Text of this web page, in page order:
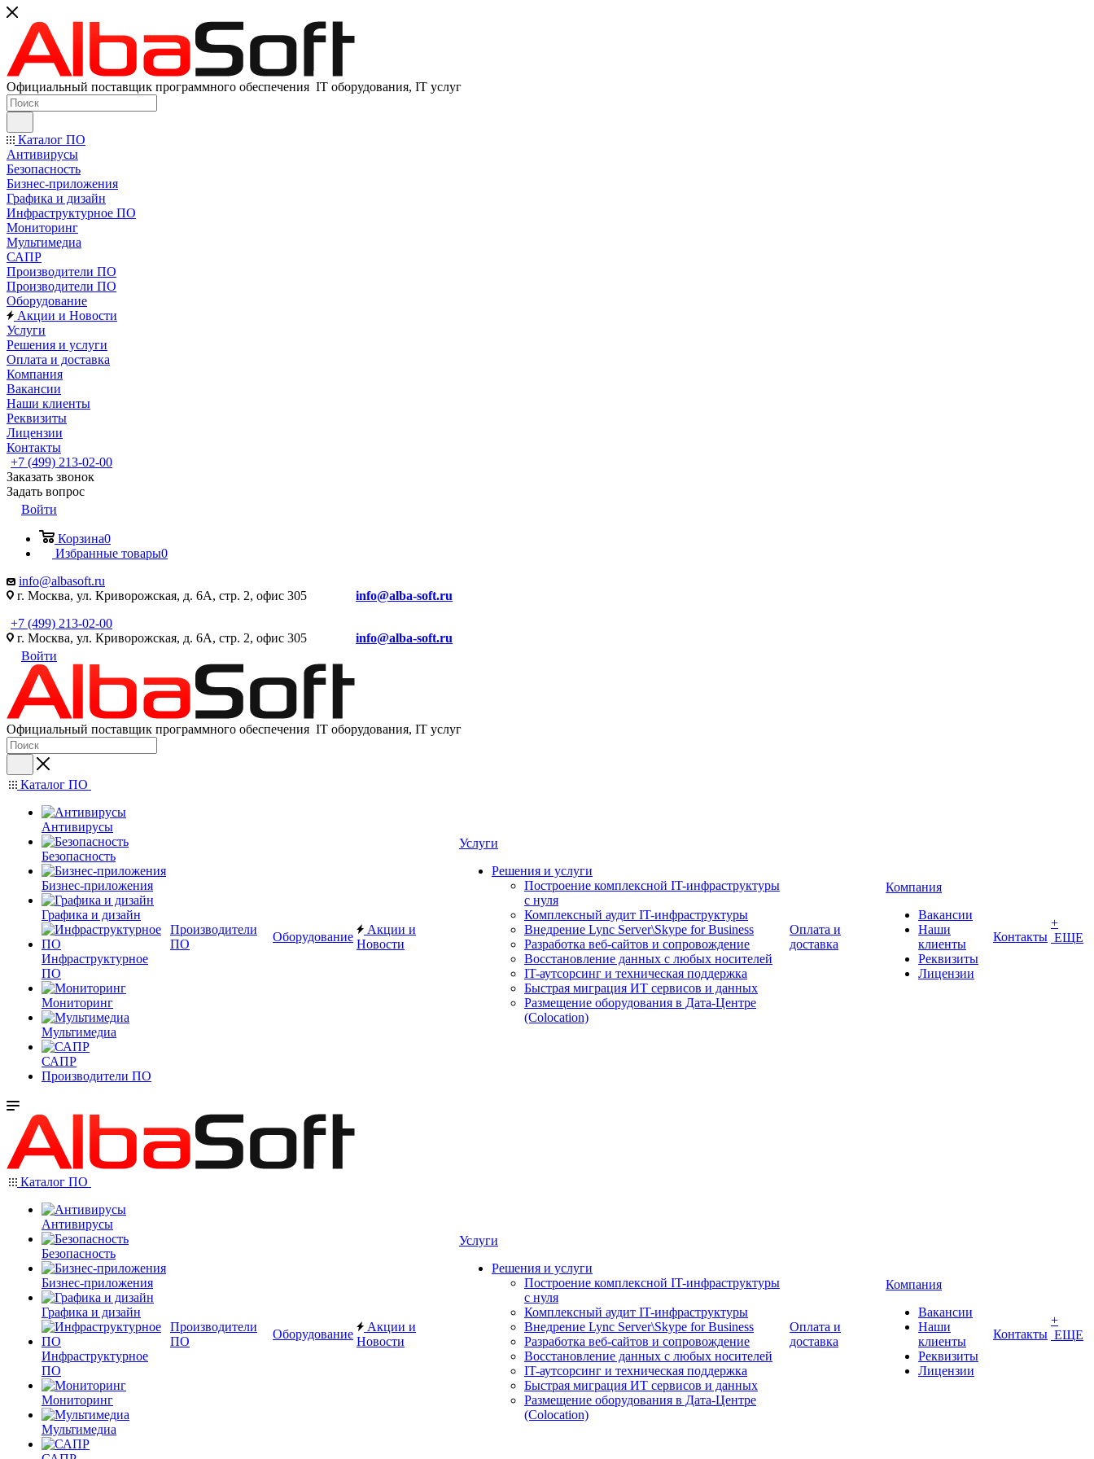
Официальный поставщик программного обеспечения IT оборудования, IT услуг
Каталог ПО
Антивирусы
Безопасность
Бизнес-приложения
Графика и дизайн
Инфраструктурное ПО
Мониторинг
Мультимедиа
САПР
Производители ПО
Производители ПО
Оборудование
Акции и Новости
Услуги
Решения и услуги
Оплата и доставка
Компания
Вакансии
Наши клиенты
Реквизиты
Лицензии
Контакты
+7 (499) 213-02-00
Заказать звонок
Задать вопрос
Войти
Корзина0
Избранные товары0
info@albasoft.ru
г. Москва, ул. Криворожская, д. 6А, стр. 2, офис 305 info@alba-soft.ru
+7 (499) 213-02-00
г. Москва, ул. Криворожская, д. 6А, стр. 2, офис 305 info@alba-soft.ru
Войти
Официальный поставщик программного обеспечения IT оборудования, IT услуг
Каталог ПО
Антивирусы
Безопасность
Бизнес-приложения
Графика и дизайн
Инфраструктурное
ПО
Мониторинг
Мультимедиа
САПР
Производители ПО
Производители
ПО
Оборудование
Акции и
Новости
Услуги
Решения и услуги
Построение комплексной IT-инфраструктуры
с нуля
Комплексный аудит IT-инфраструктуры
Внедрение Lync Server\Skype for Business
Разработка веб-сайтов и сопровождение
Восстановление данных с любых носителей
IT-аутсорсинг и техническая поддержка
Быстрая миграция ИТ сервисов и данных
Размещение оборудования в Дата-Центре
(Colocation)
Оплата и
доставка
Компания
Вакансии
Наши
клиенты
Реквизиты
Лицензии
Контакты
+
ЕЩЕ
Каталог ПО
Антивирусы
Безопасность
Бизнес-приложения
Графика и дизайн
Инфраструктурное
ПО
Мониторинг
Мультимедиа
Производители
ПО
Оборудование
Акции и
Новости
Услуги
Решения и услуги
Построение комплексной IT-инфраструктуры
с нуля
Комплексный аудит IT-инфраструктуры
Внедрение Lync Server\Skype for Business
Разработка веб-сайтов и сопровождение
Восстановление данных с любых носителей
IT-аутсорсинг и техническая поддержка
Быстрая миграция ИТ сервисов и данных
Размещение оборудования в Дата-Центре
(Colocation)
Оплата и
доставка
Компания
Вакансии
Наши
клиенты
Реквизиты
Лицензии
Контакты
+
ЕЩЕ